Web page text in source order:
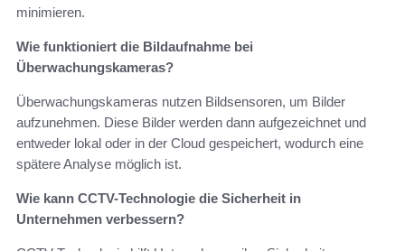
minimieren.
Wie funktioniert die Bildaufnahme bei
Überwachungskameras?
Überwachungskameras nutzen Bildsensoren, um Bilder
aufzunehmen. Diese Bilder werden dann aufgezeichnet und
entweder lokal oder in der Cloud gespeichert, wodurch eine
spätere Analyse möglich ist.
Wie kann CCTV-Technologie die Sicherheit in
Unternehmen verbessern?